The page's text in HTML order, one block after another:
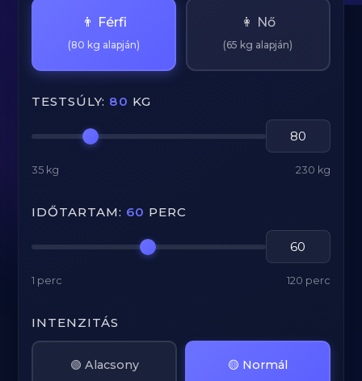
👨 Férfi
(80 kg alapján)
👩 Nő
(65 kg alapján)
TESTSÚLY: 80 KG
35 kg 230 kg
IDŐTARTAM: 60 PERC
1 perc 120 perc
INTENZITÁS
🟢 Alacsony 🟡 Normál